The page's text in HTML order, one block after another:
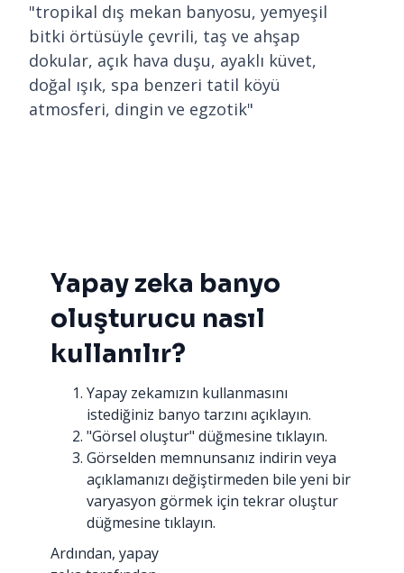
"tropikal dış mekan banyosu, yemyeşil
bitki örtüsüyle çevrili, taş ve ahşap
dokular, açık hava duşu, ayaklı küvet,
doğal ışık, spa benzeri tatil köyü
atmosferi, dingin ve egzotik"
Yapay zeka banyo
oluşturucu nasıl
kullanılır?
Yapay zekamızın kullanmasını
istediğiniz banyo tarzını açıklayın.
"Görsel oluştur" düğmesine tıklayın.
Görselden memnunsanız indirin veya
açıklamanızı değiştirmeden bile yeni bir
varyasyon görmek için tekrar oluştur
düğmesine tıklayın.
Ardından, yapay